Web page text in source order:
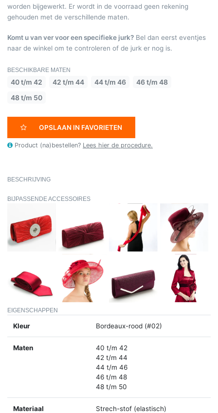
worden bijgewerkt. Er wordt in de voorraad geen rekening
gehouden met de verschillende maten.
Komt u van ver voor een specifieke jurk? Bel dan eerst eventjes
naar de winkel om te controleren of de jurk er nog is.
BESCHIKBARE MATEN
40 t/m 42 42 t/m 44 44 t/m 46
46 t/m 48
48 t/m 50
OPSLAAN IN FAVORIETEN
Product (na)bestellen? Lees hier de procedure.
BESCHRIJVING
BIJPASSENDE ACCESSOIRES
EIGENSCHAPPEN
Kleur Bordeaux-rood (#02)
Maten
40 t/m 42
42 t/m 44
44 t/m 46
46 t/m 48
48 t/m 50
Materiaal Strech-stof (elastisch)